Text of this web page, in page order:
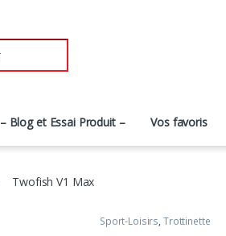
– Blog et Essai Produit – Vos favoris
Twofish V1 Max
Sport-Loisirs, Trottinette